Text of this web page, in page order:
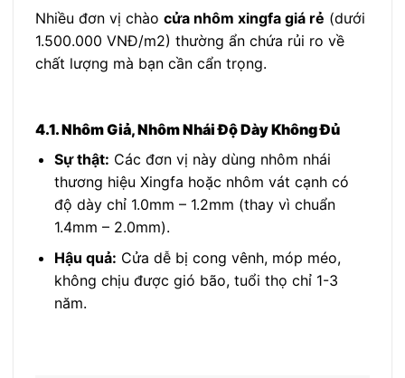
Nhiều đơn vị chào cửa nhôm xingfa giá rẻ (dưới
1.500.000 VNĐ/m2) thường ẩn chứa rủi ro về
chất lượng mà bạn cần cẩn trọng.
4.1. Nhôm Giả, Nhôm Nhái Độ Dày Không Đủ
Sự thật: Các đơn vị này dùng nhôm nhái
thương hiệu Xingfa hoặc nhôm vát cạnh có
độ dày chỉ 1.0mm – 1.2mm (thay vì chuẩn
1.4mm – 2.0mm).
Hậu quả: Cửa dễ bị cong vênh, móp méo,
không chịu được gió bão, tuổi thọ chỉ 1-3
năm.